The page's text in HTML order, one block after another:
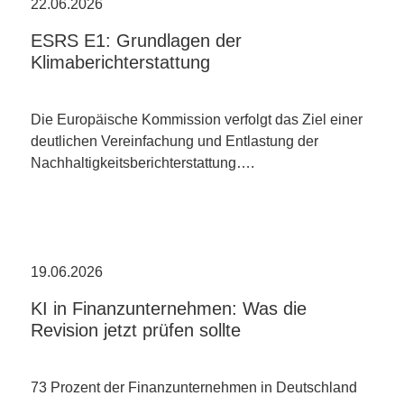
22.06.2026
ESRS E1: Grundlagen der
Klimaberichterstattung
Die Europäische Kommission verfolgt das Ziel einer
deutlichen Vereinfachung und Entlastung der
Nachhaltigkeitsberichterstattung….
19.06.2026
KI in Finanzunternehmen: Was die
Revision jetzt prüfen sollte
73 Prozent der Finanzunternehmen in Deutschland